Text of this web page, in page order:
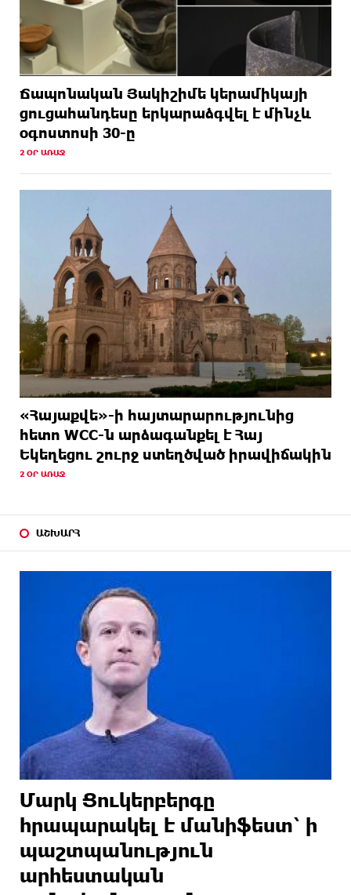
Ճապոնական Յակիշիմե կերամիկայի
ցուցահանդեսը երկարաձգվել է մինչև
օգոստոսի 30-ը
2 ՕՐ ԱՌԱՋ
«Հայաքվե»-ի հայտարարությունից
հետո WCC-ն արձագանքել է Հայ
Եկեղեցու շուրջ ստեղծված իրավիճակին
2 ՕՐ ԱՌԱՋ
ԱՇԽԱՐՀ
Մարկ Ցուկերբերգը
հրապարակել է մանիֆեստ՝ ի
պաշտպանություն
արհեստական